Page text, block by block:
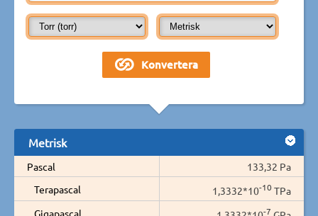
Metrisk
Pascal
133,32 Pa
Terapascal
1,3332*10-10 TPa
Gigapascal
-7